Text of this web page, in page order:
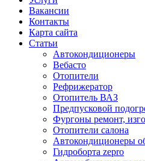
Вакансии
Контакты
Карта сайта
Статьи
Автокондиционеры
Вебасто
Отопители
Рефрижератор
Отопитель ВАЗ
Предпусковой
Фургоны ремонт,
Отопители салона
Автокондиционеры
Гидроборта zepro